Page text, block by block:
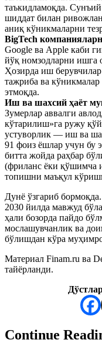
таъкидламоқда.
шиддат билан
аниқ кўникмаларни
BigTech
Google ва Apple каби
йўқ номзодларни ишга
Ҳозирда иш
тажриба ва
этмоқда.
Иш ва шахсий ҳаёт
Зумерлар аввалги
кўтарилиш»га ружу
устуворлик — иш ва
91 фоиз ёшлар учун бу
битта жойда раҳбар
(фриланс ёки қўшимча
топишни маъқул
Дунё ўзгариб
2030 йилда мавжуд
ҳали бозорда пайдо
мослашувчанлик ва
бўлишдан кўра
Материал Finam.ru ва
тайёрланди.
Continue